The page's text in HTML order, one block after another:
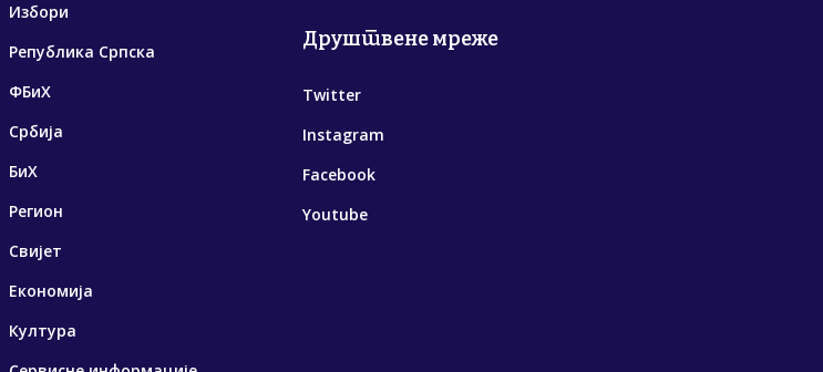
Избори
Република Српска
ФБиХ
Србија
БиХ
Регион
Свијет
Економија
Култура
Друштвене мреже
Twitter
Instagram
Facebook
Youtube